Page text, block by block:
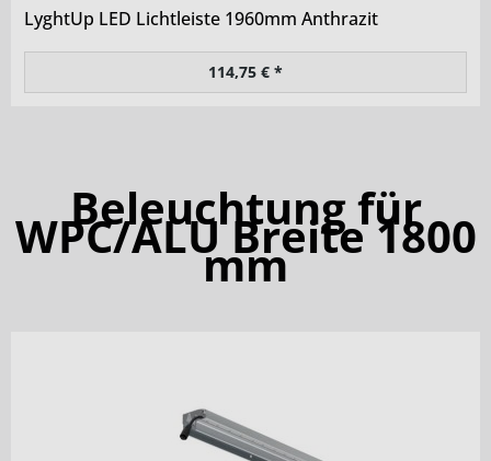
LyghtUp LED Lichtleiste 1960mm Anthrazit
114,75 € *
Beleuchtung für
WPC/ALU Breite 1800
mm